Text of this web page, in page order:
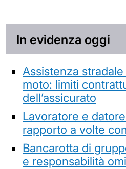
In evidenza oggi
Assistenza
moto: limiti
dell’assicurato
Lavoratore e
rapporto a volte
Bancarotta di
e responsabilità